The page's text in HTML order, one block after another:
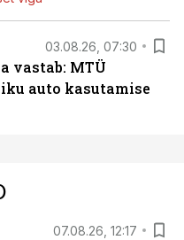
03.08.26, 07:30
vastab: MTÜ
auto kasutamise
07.08.26, 12:17